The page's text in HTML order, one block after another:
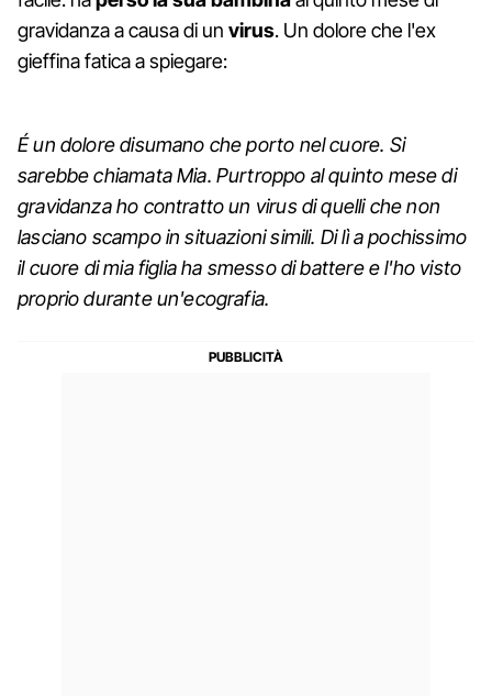
gravidanza a causa di un virus. Un dolore che l'ex
gieffina fatica a spiegare:
É un dolore disumano che porto nel cuore. Si
sarebbe chiamata Mia. Purtroppo al quinto mese di
gravidanza ho contratto un virus di quelli che non
lasciano scampo in situazioni simili. Di lì a pochissimo
il cuore di mia figlia ha smesso di battere e l'ho visto
proprio durante un'ecografia.